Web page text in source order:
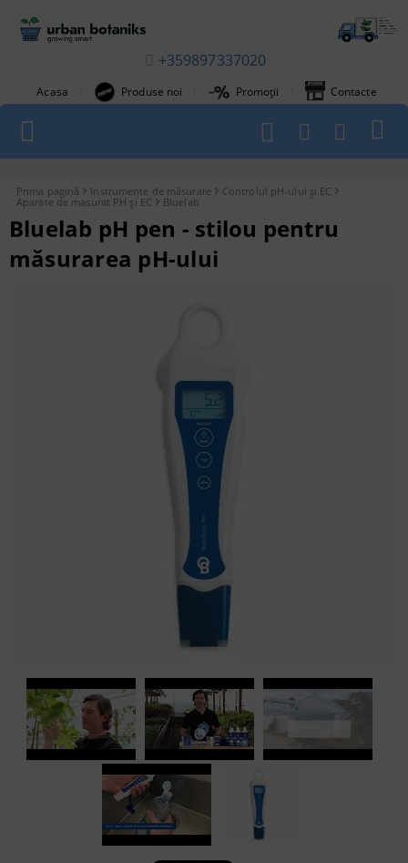
+359897337020
Acasa Produse noi Promoții Contacte
1
Prima pagină Instrumente de măsurare
Controlul pH-ului și EC
Aparate de masurat PH și EC
Bluelab
Bluelab pH pen - stilou pentru
măsurarea pH-ului